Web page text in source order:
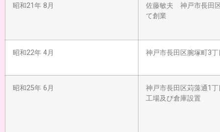
昭和21年 8月
佐藤敏夫 神戸市長田
て創業
昭和22年 4月 神戸市長田区腕塚町3
昭和25年 6月
神戸市長田区苅藻通1
工場及び倉庫設置